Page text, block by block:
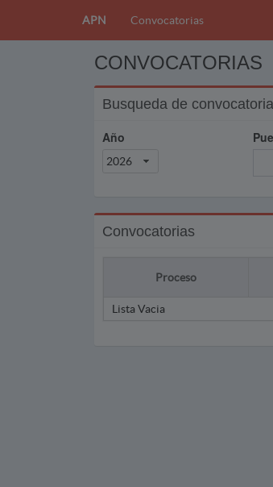
APN Convocatorias
CONVOCATORIAS
Busqueda de
Año
2026
Convocatorias
Proceso
Lista Vacia